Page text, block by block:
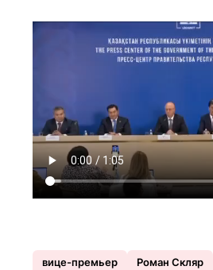
вице-премьер Роман Скляр